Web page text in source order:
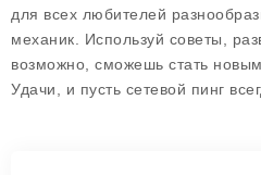
для всех любителей
механик. Используй советы,
возможно, сможешь стать
Удачи, и пусть сетевой пинг